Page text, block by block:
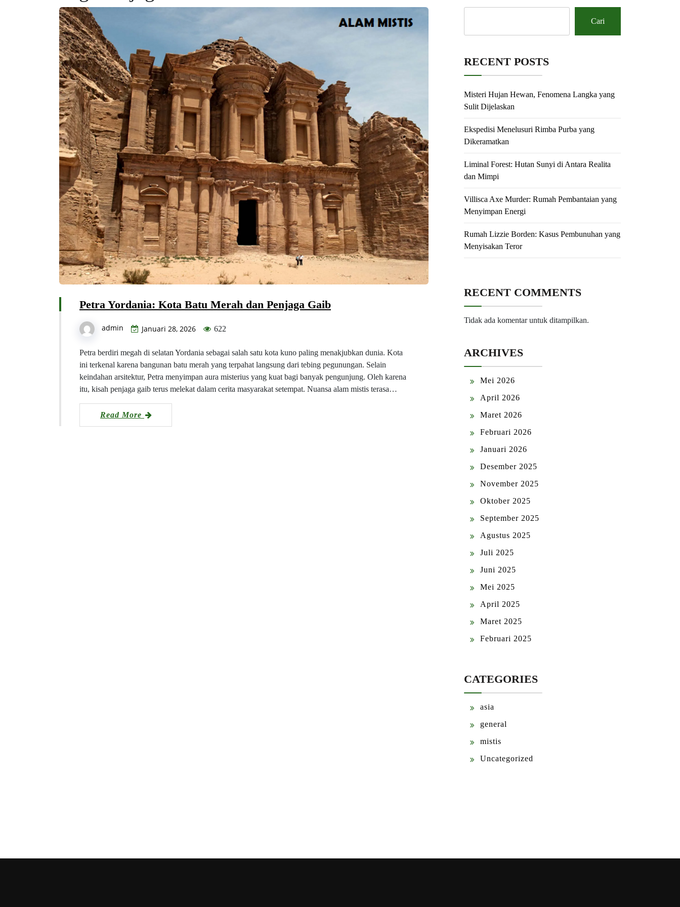
Petra Yordania: Kota Batu Merah dan Penjaga Gaib
admin Januari 28, 2026 622
Petra berdiri megah di selatan Yordania sebagai salah satu kota kuno paling menakjubkan dunia. Kota
ini terkenal karena bangunan batu merah yang terpahat langsung dari tebing pegunungan. Selain
keindahan arsitektur, Petra menyimpan aura misterius yang kuat bagi banyak pengunjung. Oleh karena
itu, kisah penjaga gaib terus melekat dalam cerita masyarakat setempat. Nuansa alam mistis terasa…
Read More
Cari
RECENT POSTS
Misteri Hujan Hewan, Fenomena Langka yang
Sulit Dijelaskan
Ekspedisi Menelusuri Rimba Purba yang
Dikeramatkan
Liminal Forest: Hutan Sunyi di Antara Realita
dan Mimpi
Villisca Axe Murder: Rumah Pembantaian yang
Menyimpan Energi
Rumah Lizzie Borden: Kasus Pembunuhan yang
Menyisakan Teror
RECENT COMMENTS
Tidak ada komentar untuk ditampilkan.
ARCHIVES
Mei 2026
April 2026
Maret 2026
Februari 2026
Januari 2026
Desember 2025
November 2025
Oktober 2025
September 2025
Agustus 2025
Juli 2025
Juni 2025
Mei 2025
April 2025
Maret 2025
Februari 2025
CATEGORIES
asia
general
mistis
Uncategorized